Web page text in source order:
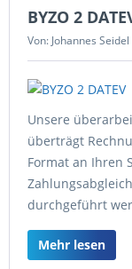
BYZO 2
Von: Johannes Seidel
Unsere
überträgt
Format an Ihren
durchgeführt
Mehr lesen